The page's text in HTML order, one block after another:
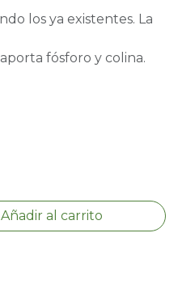
los ya existentes. La
fósforo y colina.
Añadir al carrito